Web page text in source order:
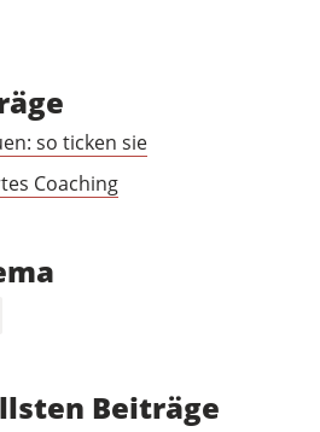
so ticken sie
Coaching
Beiträge